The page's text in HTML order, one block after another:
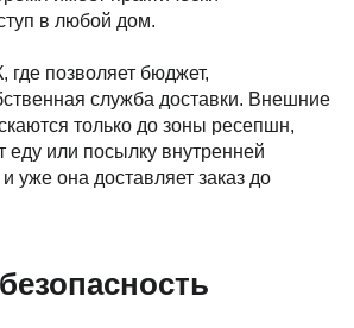
в любой дом.
где позволяет бюджет,
служба доставки. Внешние
только до зоны ресепшн,
еду или посылку внутренней
уже она доставляет заказ до